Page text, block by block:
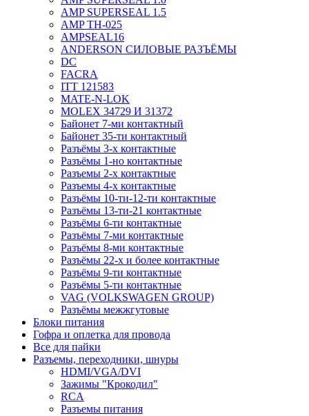
AMP SUPERSEAL 1.5
AMP ТН-025
AMPSEAL16
ANDERSON СИЛОВЫЕ РАЗЪЁМЫ
DC
FACRA
ITT 121583
MATE-N-LOK
MOLEX 34729 И 31372
Байонет 7-ми контактный
Байонет 35-ти контактный
Разъёмы 3-х контактные
Разъёмы 1-но контактные
Разъемы 2-х контактные
Разъемы 4-х контактные
Разъёмы 10-ти-12-ти контактные
Разъёмы 13-ти-21 контактные
Разъёмы 6-ти контактные
Разъёмы 7-ми контактные
Разъёмы 8-ми контактные
Разъёмы 22-х и более контактные
Разъёмы 9-ти контактные
Разъёмы 5-ти контактные
VAG (VOLKSWAGEN GROUP)
Разъёмы межжгутовые
Блоки питания
Гофра и оплетка для провода
Все для пайки
Разъемы, переходники, шнуры
HDMI/VGA/DVI
Зажимы "Крокодил"
RCA
Разъемы питания